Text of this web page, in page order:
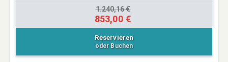
1.240,16 €
853,00 €
Reservieren
oder Buchen